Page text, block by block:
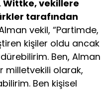
Wittke, vekillere
tarafından
vekil, “Partimde,
kişiler oldu ancak
Ben, Alman
milletvekili olarak,
Ben kişisel